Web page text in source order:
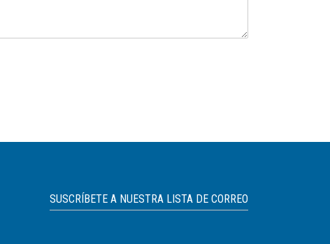
SUSCRÍBETE A NUESTRA LISTA DE CORREO